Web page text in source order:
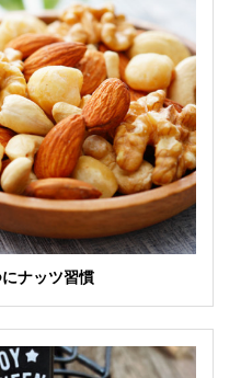
ナッツ習慣